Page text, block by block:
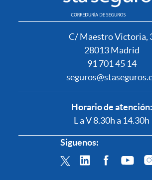
C/ Maestro Victoria,
28013 Madrid
91 701 45 14
Horario de atención:
L a V 8.30h a 14.30h
Siguenos: